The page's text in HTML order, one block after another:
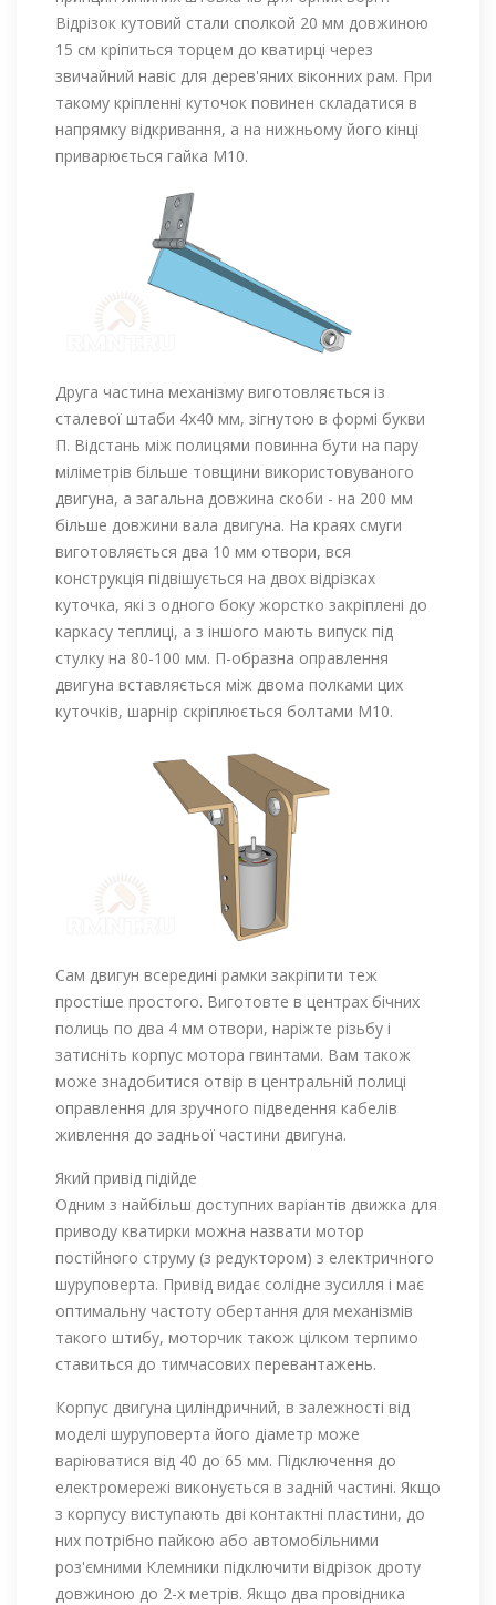
Відрізок кутовий стали сполкой 20 мм довжиною
15 см кріпиться торцем до кватирці через
звичайний навіс для дерев'яних віконних рам. При
такому кріпленні куточок повинен складатися в
напрямку відкривання, а на нижньому його кінці
приварюється гайка М10.
Друга частина механізму виготовляється із
сталевої штаби 4х40 мм, зігнутою в формі букви
П. Відстань між полицями повинна бути на пару
міліметрів більше товщини використовуваного
двигуна, а загальна довжина скоби - на 200 мм
більше довжини вала двигуна. На краях смуги
виготовляється два 10 мм отвори, вся
конструкція підвішується на двох відрізках
куточка, які з одного боку жорстко закріплені до
каркасу теплиці, а з іншого мають випуск під
стулку на 80-100 мм. П-образна оправлення
двигуна вставляється між двома полками цих
куточків, шарнір скріплюється болтами М10.
Сам двигун всередині рамки закріпити теж
простіше простого. Виготовте в центрах бічних
полиць по два 4 мм отвори, наріжте різьбу і
затисніть корпус мотора гвинтами. Вам також
може знадобитися отвір в центральній полиці
оправлення для зручного підведення кабелів
живлення до задньої частини двигуна.
Який привід підійде
Одним з найбільш доступних варіантів движка для
приводу кватирки можна назвати мотор
постійного струму (з редуктором) з електричного
шуруповерта. Привід видає солідне зусилля і має
оптимальну частоту обертання для механізмів
такого штибу, моторчик також цілком терпимо
ставиться до тимчасових перевантажень.
Корпус двигуна циліндричний, в залежності від
моделі шуруповерта його діаметр може
варіюватися від 40 до 65 мм. Підключення до
електромережі виконується в задній частині. Якщо
з корпусу виступають дві контактні пластини, до
них потрібно пайкою або автомобільними
роз'ємними Клемники підключити відрізок дроту
довжиною до 2-х метрів. Якщо два провідника